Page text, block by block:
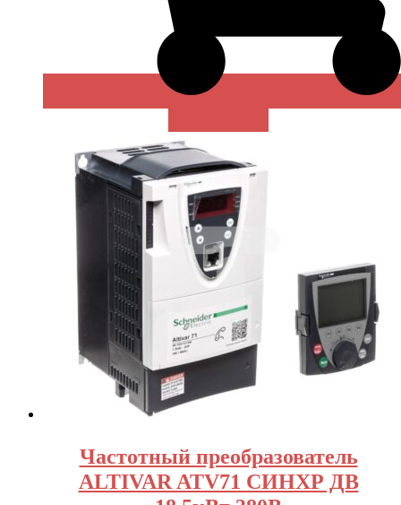
Частотный преобразователь
ALTIVAR ATV71 СИНХР ДВ